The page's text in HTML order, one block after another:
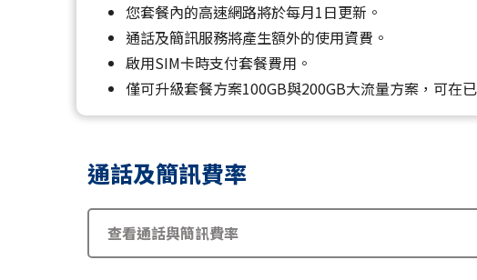
您套餐內的高速網路將於每月1日更新。
通話及簡訊服務將產生額外的使用資費。
啟用SIM卡時支付套餐費用。
僅可升級套餐方案100GB與200GB大流量方案，可在
通話及簡訊費率
查看通話與簡訊費率